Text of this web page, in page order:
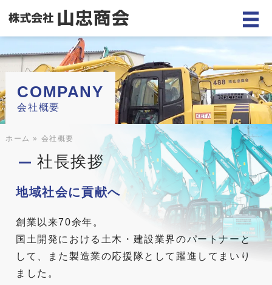
COMPANY
会社概要
ホーム » 会社概要
社長挨拶
地域社会に貢献へ
創業以来70余年。
国土開発における土木・建設業界のパートナーと
して、また製造業の応援隊として躍進してまいり
ました。